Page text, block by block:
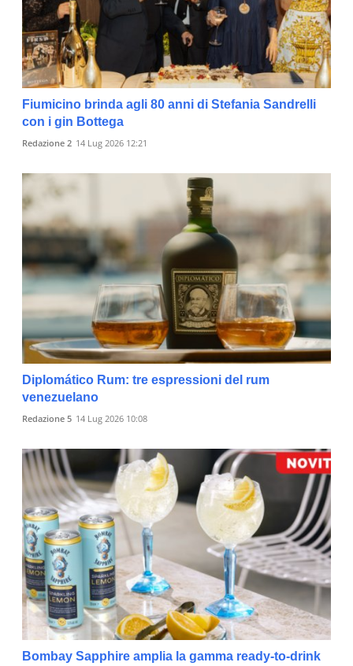
Fiumicino brinda agli 80 anni di Stefania Sandrelli
con i gin Bottega
Redazione 2 14 Lug 2026 12:21
Diplomático Rum: tre espressioni del rum
venezuelano
Redazione 5 14 Lug 2026 10:08
Bombay Sapphire amplia la gamma ready-to-drink